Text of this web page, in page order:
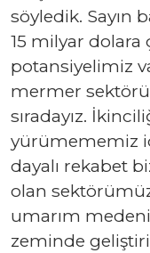
söyledik. Sayın
15 milyar dolara
potansiyelimiz
mermer
sıradayız.
yürümememiz
dayalı rekabet
olan
umarım
zeminde